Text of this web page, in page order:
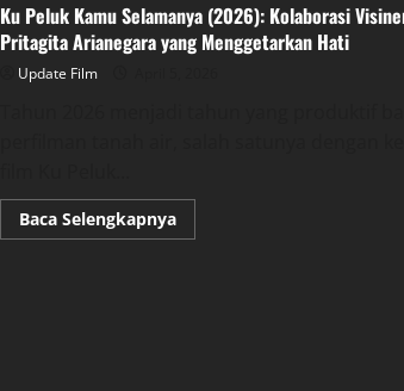
Ku Peluk Kamu Selamanya (2026): Kolaborasi
Pritagita Arianegara yang Menggetarkan Hati
Update Film
Baca SelengkapnyaRead
more